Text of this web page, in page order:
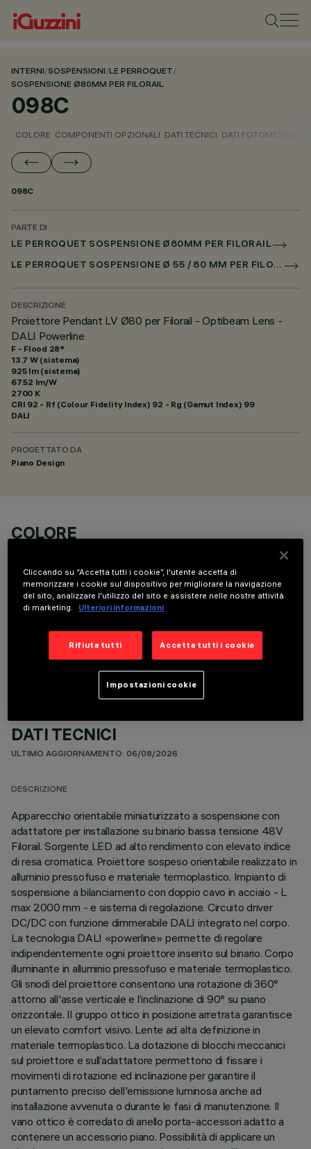
INTERNI/SOSPENSIONI/LE PERROQUET/
SOSPENSIONE Ø80MM PER FILORAIL
098C
COLORE COMPONENTI OPZIONALI DATI TECNICI DATI FOTOMETRICI
098C
PARTE DI
LE PERROQUET SOSPENSIONE Ø80MM PER FILORAIL
LE PERROQUET SOSPENSIONE Ø 55 / 80 MM PER FILORAIL DALI POWERLINE
DESCRIZIONE
Proiettore Pendant LV Ø80 per Filorail - Optibeam Lens -
DALI Powerline
F - Flood 28°
13.7 W (sistema)
925 lm (sistema)
67.52 lm/W
2700 K
CRI 92 - Rf (Colour Fidelity Index) 92 - Rg (Gamut Index) 99
DALI
PROGETTATO DA
Piano Design
COLORE
COMPONENTI OPZIONALI
DATI TECNICI
ULTIMO AGGIORNAMENTO: 06/08/2026
DESCRIZIONE
Apparecchio orientabile miniaturizzato a sospensione con
adattatore per installazione su binario bassa tensione 48V
Filorail. Sorgente LED ad alto rendimento con elevato indice
di resa cromatica. Proiettore sospeso orientabile realizzato in
alluminio pressofuso e materiale termoplastico. Impianto di
sospensione a bilanciamento con doppio cavo in acciaio - L
max 2000 mm - e sistema di regolazione. Circuito driver
DC/DC con funzione dimmerabile DALI integrato nel corpo.
La tecnologia DALI «powerline» permette di regolare
indipendentemente ogni proiettore inserito sul binario. Corpo
illuminante in alluminio pressofuso e materiale termoplastico.
Gli snodi del proiettore consentono una rotazione di 360°
attorno all'asse verticale e l’inclinazione di 90° su piano
orizzontale. Il gruppo ottico in posizione arretrata garantisce
un elevato comfort visivo. Lente ad alta definizione in
materiale termoplastico. La dotazione di blocchi meccanici
sul proiettore e sull’adattatore permettono di fissare i
movimenti di rotazione ed inclinazione per garantire il
puntamento preciso dell'emissione luminosa anche ad
installazione avvenuta o durante le fasi di manutenzione. Il
vano ottico è corredato di anello porta-accessori adatto a
contenere un accessorio piano. Possibilità di applicare un
Cliccando su “Accetta tutti i cookie”, l'utente accetta di
memorizzare i cookie sul dispositivo per migliorare la navigazione
del sito, analizzare l'utilizzo del sito e assistere nelle nostre attività
di marketing.
Ulteriori informazioni
Rifiuta tutti Accetta tutti i cookie
Impostazioni cookie